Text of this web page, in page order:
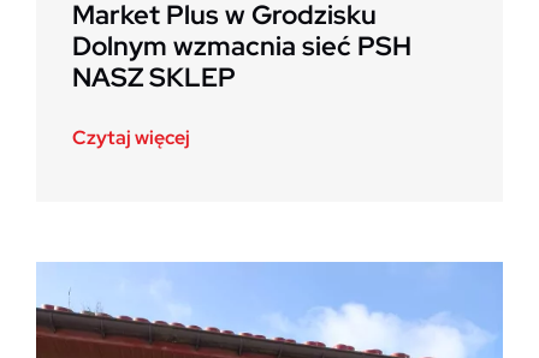
Market Plus w Grodzisku
Dolnym wzmacnia sieć PSH
NASZ SKLEP
Czytaj więcej